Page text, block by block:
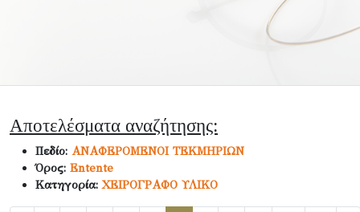
Αποτελέσματα αναζήτησης:
Πεδίο: ΑΝΑΦΕΡΟΜΕΝΟΙ ΤΕΚΜΗΡΙΩΝ
Όρος: Entente
Κατηγορία:ΧΕΙΡΟΓΡΑΦΟ ΥΛΙΚΟ